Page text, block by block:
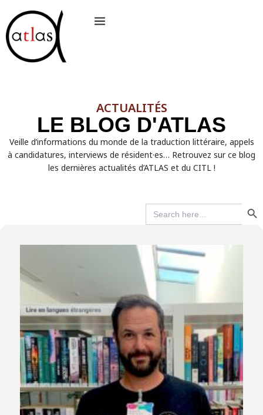
au
contenu
ACTUALITÉS
LE BLOG D'ATLAS
Veille d’informations du monde de la traduction littéraire, appels
à candidatures, interviews de résident·es… Retrouvez sur ce blog
les dernières actualités d’ATLAS et du CITL !
Search
for:
Search